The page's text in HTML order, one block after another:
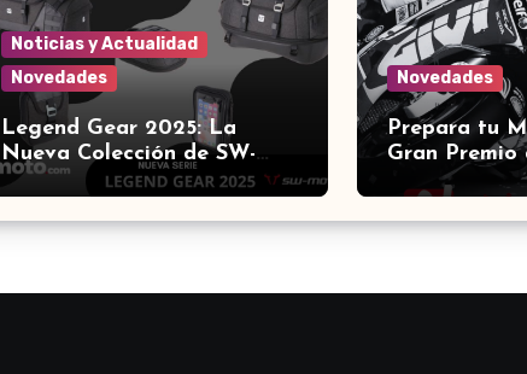
Noticias y Actualidad
Novedades
Legend Gear 2025: La
Nueva Colección de SW-
Motech que Revoluciona el
Motocicletas ?️
Novedades
Prepara tu
Gran Premio
Guía